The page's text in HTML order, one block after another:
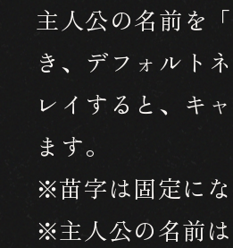
主人公の名前を
き、 デフォルト
レイすると、 キ
ます。
苗字は固定にな
主人公の名前